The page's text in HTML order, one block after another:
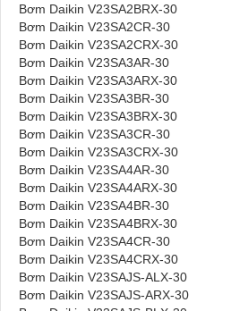
Bơm Daikin V23SA2BRX-30
Bơm Daikin V23SA2CR-30
Bơm Daikin V23SA2CRX-30
Bơm Daikin V23SA3AR-30
Bơm Daikin V23SA3ARX-30
Bơm Daikin V23SA3BR-30
Bơm Daikin V23SA3BRX-30
Bơm Daikin V23SA3CR-30
Bơm Daikin V23SA3CRX-30
Bơm Daikin V23SA4AR-30
Bơm Daikin V23SA4ARX-30
Bơm Daikin V23SA4BR-30
Bơm Daikin V23SA4BRX-30
Bơm Daikin V23SA4CR-30
Bơm Daikin V23SA4CRX-30
Bơm Daikin V23SAJS-ALX-30
Bơm Daikin V23SAJS-ARX-30